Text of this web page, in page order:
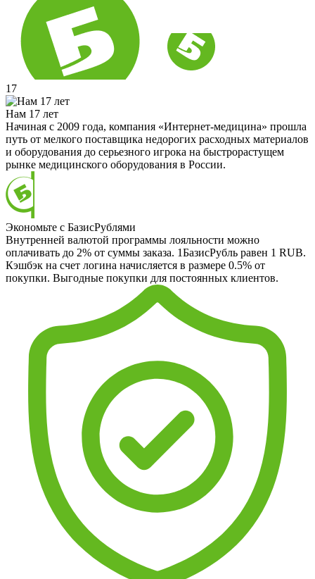
17
Нам 17 лет
Начиная с 2009 года, компания «Интернет-медицина» прошла
путь от мелкого поставщика недорогих расходных материалов
и оборудования до серьезного игрока на быстрорастущем
рынке медицинского оборудования в России.
Экономьте с БазисРублями
Внутренней валютой программы лояльности можно
оплачивать до 2% от суммы заказа. 1БазисРубль равен 1 RUB.
Кэшбэк на счет логина начисляется в размере 0.5% от
покупки. Выгодные покупки для постоянных клиентов.